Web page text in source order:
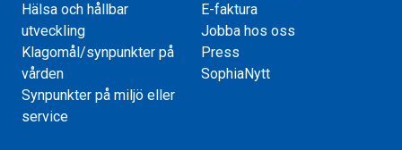
Hälsa och hållbar
utveckling
Klagomål/synpunkter på
vården
Synpunkter på miljö eller
service
E-faktura
Jobba hos oss
Press
SophiaNytt